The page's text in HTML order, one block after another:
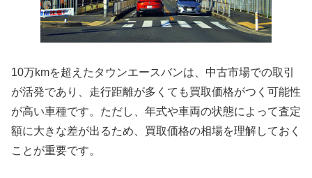
10万kmを超えたタウンエースバンは、中古市場での取引
が活発であり、走行距離が多くても買取価格がつく可能性
が高い車種です。ただし、年式や車両の状態によって査定
額に大きな差が出るため、買取価格の相場を理解しておく
ことが重要です。